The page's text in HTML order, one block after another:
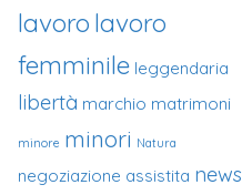
lavoro lavoro
femminile leggendaria
libertà marchio matrimoni
minore minori Natura
negoziazione assistita news